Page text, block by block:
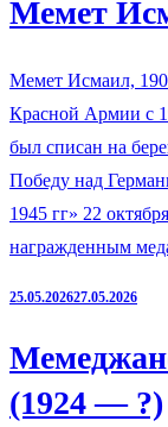
Мемет
Мемет Исмаил,
Красной Армии с
был списан на
Победу над
1945 гг» 22
награжденным
25.05.202627.05.2026
(1924 — ?)